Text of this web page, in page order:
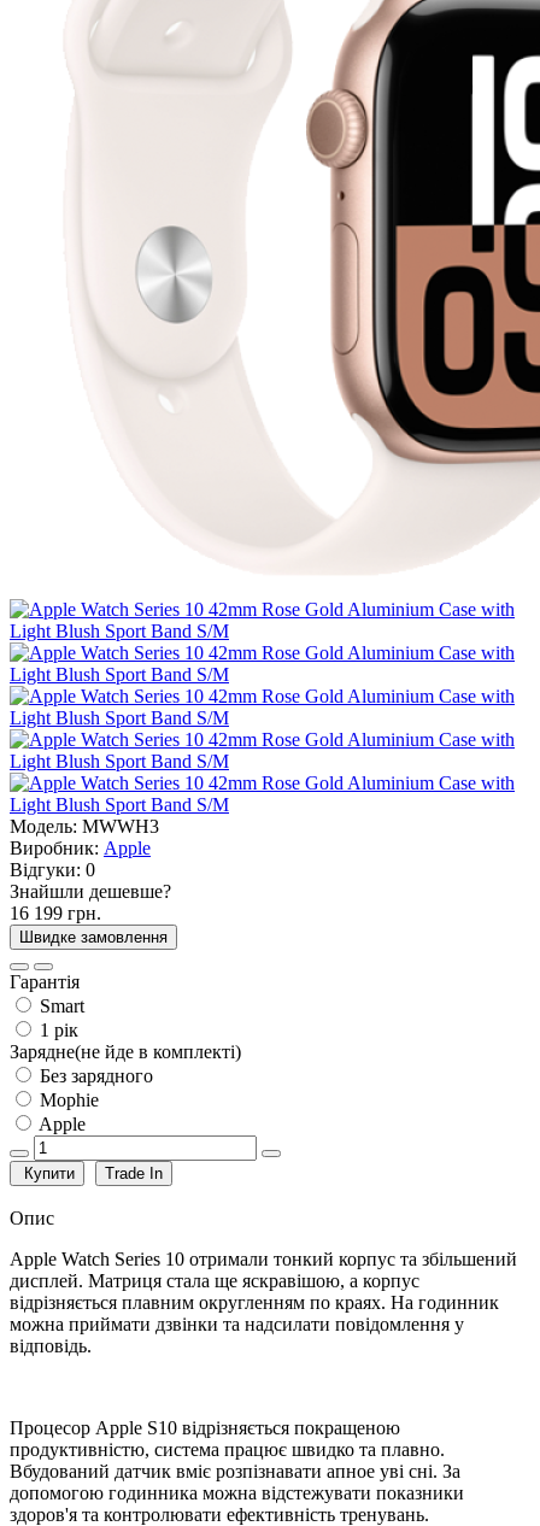
Модель: MWWH3
Виробник: Apple
Відгуки: 0
Знайшли дешевше?
16 199 грн.
Швидке замовлення
Гарантія
Smart
1 рік
Зарядне(не йде в комплекті)
Без зарядного
Mophie
Apple
Купити Trade In
Опис
Apple Watch Series 10 отримали тонкий корпус та збільшений
дисплей. Матриця стала ще яскравішою, а корпус
відрізняється плавним округленням по краях. На годинник
можна приймати дзвінки та надсилати повідомлення у
відповідь.
Процесор Apple S10 відрізняється покращеною
продуктивністю, система працює швидко та плавно.
Вбудований датчик вміє розпізнавати апное уві сні. За
допомогою годинника можна відстежувати показники
здоров'я та контролювати ефективність тренувань.